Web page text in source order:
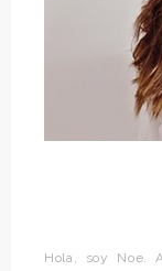
Hola, soy Noe.